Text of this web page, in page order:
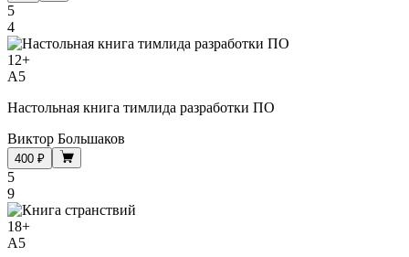
5
4
12+
A5
Настольная книга тимлида разработки ПО
Виктор Большаков
400 ₽
5
9
18+
A5